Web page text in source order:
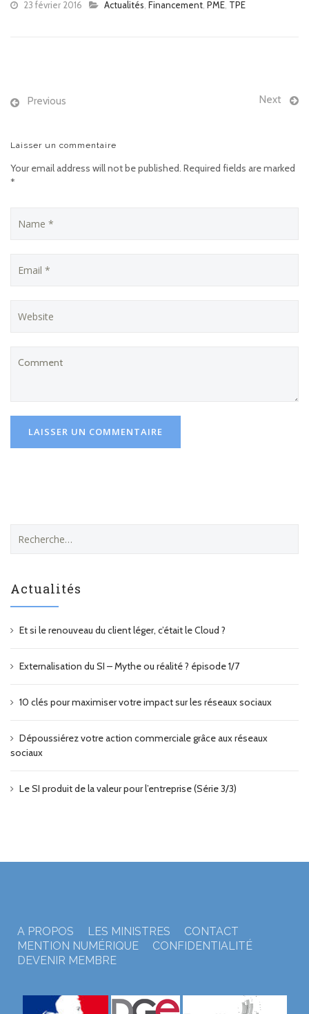
23 février 2016 Actualités Financement PME TPE
Previous Next
Laisser un commentaire
Your email address will not be published. Required fields are marked
*
e
r
h
r
Actualités
Et si le renouveau du client léger, c’était le Cloud ?
Externalisation du SI – Mythe ou réalité ? épisode 1/7
10 clés pour maximiser votre impact sur les réseaux sociaux
Dépoussiérez votre action commerciale grâce aux réseaux
sociaux
Le SI produit de la valeur pour l’entreprise (Série 3/3)
A PROPOS LES MINISTRES
CONTACT
MENTION NUMÉRIQUE
CONFIDENTIALITÉ
DEVENIR MEMBRE